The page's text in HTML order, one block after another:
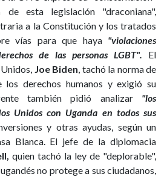
esta legislación "draconiana",
a la Constitución y los tratados
vías para que haya "violaciones
de las personas LGBT". El
Joe Biden, tachó la norma de
derechos humanos y exigió su
también pidió analizar"los
Unidos con Uganda en todos sus
y otras ayudas, según un
Blanca. El jefe de la diplomacia
quien tachó la ley de "deplorable",
no protege a sus ciudadanos,